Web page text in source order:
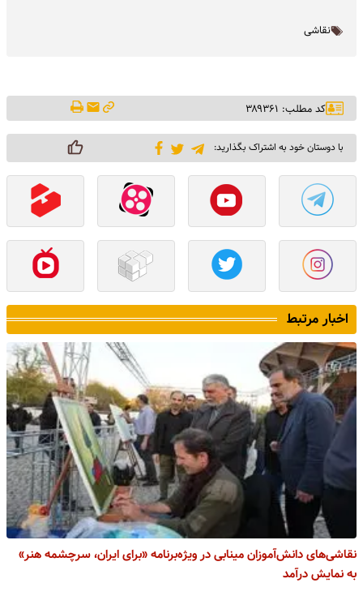
نقاشی
کد مطلب: ۳۸۹۳۶۱
با دوستان خود به اشتراک بگذارید:
اخبار مرتبط
نقاشی‌های دانش‌آموزان مینابی در ویژه‌برنامه «برای ایران، سرچشمه هنر»
به نمایش درآمد